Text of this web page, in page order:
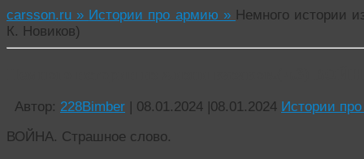
carsson.ru » Истории про армию » Немного истории
К. Новиков)
Автор: 228Bimber | 08.01.2024 |08.01.2024 Истории
ВОЙНА. Страшное слово.